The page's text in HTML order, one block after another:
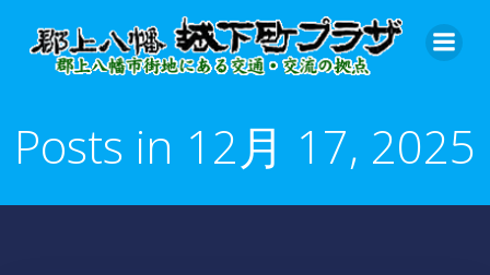
ン
テ
へ
ス
Posts in 12月 17, 2025